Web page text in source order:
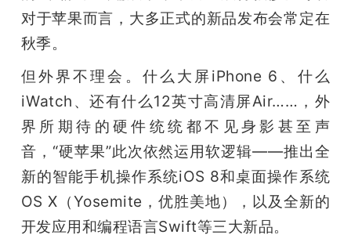
开
活
动
中
对于苹果而言，大多正式的新品发布会常定在
秋季。
但外界不理会。什么大屏iPhone 6、什么
iWatch、还有什么12英寸高清屏Air……，外
界所期待的硬件统统都不见身影甚至声
音，“硬苹果”此次依然运用软逻辑——推出全
新的智能手机操作系统iOS 8和桌面操作系统
OS X（Yosemite，优胜美地），以及全新的
开发应用和编程语言Swift等三大新品。